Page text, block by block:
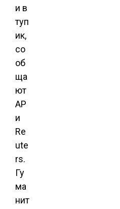
и в
туп
ик,
со
об
ща
ют
АР
и
Re
ute
rs.
Гу
ма
нит